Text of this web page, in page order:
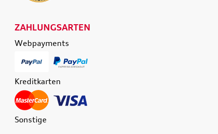
ZAHLUNGSARTEN
Webpayments
Kreditkarten
Sonstige